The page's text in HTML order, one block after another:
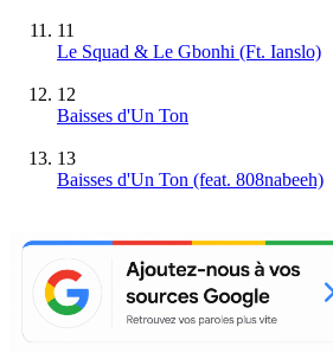
11
Le Squad & Le Gbonhi (Ft. Ianslo)
12
Baisses d'Un Ton
13
Baisses d'Un Ton (feat. 808nabeeh)